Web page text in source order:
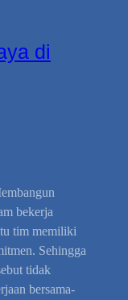
di
bekerja
tim memiliki
Sehingga
tidak
bersama-